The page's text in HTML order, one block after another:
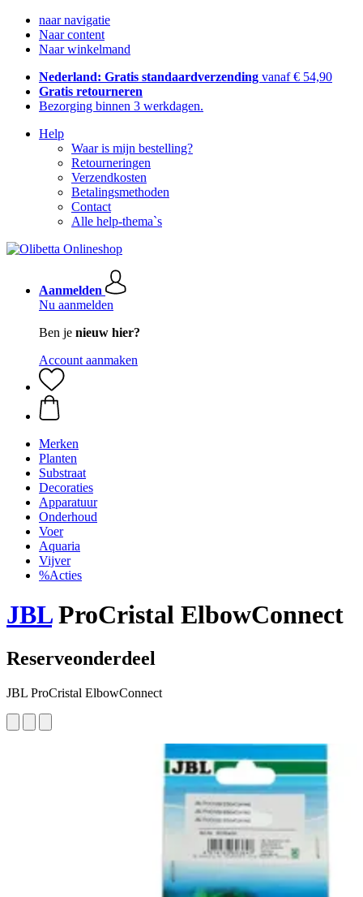
naar navigatie
Naar content
Naar winkelmand
Nederland: Gratis standaardverzending vanaf € 54,90
Gratis retourneren
Bezorging binnen 3 werkdagen.
Help
Waar is mijn bestelling?
Retourneringen
Verzendkosten
Betalingsmethoden
Contact
Alle help-thema`s
Aanmelden
Nu aanmelden
Ben je nieuw hier?
Account aanmaken
Merken
Planten
Substraat
Decoraties
Apparatuur
Onderhoud
Voer
Aquaria
Vijver
%Acties
JBLProCristal ElbowConnect
Reserveonderdeel
JBL ProCristal ElbowConnect